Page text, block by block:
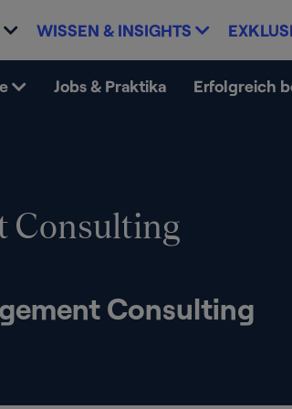
WISSEN & INSIGHTS
Jobs & Praktika Erfolgreich
Consulting
Consulting